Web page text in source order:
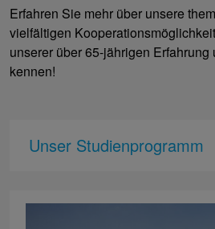
Erfahren Sie mehr über unsere
vielfältigen
unserer über 65-jährigen
kennen!
Unser Studienprogramm